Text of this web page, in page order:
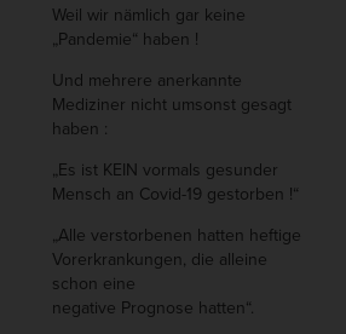
Weil wir nämlich gar keine
„Pandemie“ haben !
Und mehrere anerkannte
Mediziner nicht umsonst gesagt
haben :
„Es ist KEIN vormals gesunder
Mensch an Covid-19 gestorben !“
„Alle verstorbenen hatten heftige
Vorerkrankungen, die alleine
schon eine
negative Prognose hatten“.